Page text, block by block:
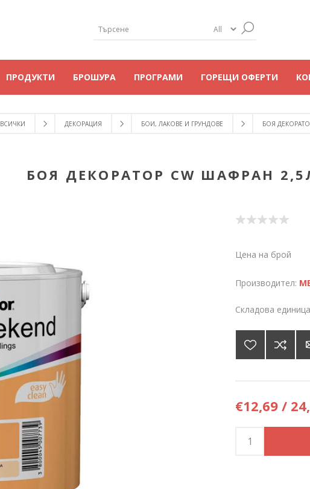
ПРОДУКТИ БРОШУРА ПРОГРАМИ ГОРЕЩИ ОФЕРТИ
ВСИЧКИ ДЕКОРАЦИЯ БОИ, ЛАКОВЕ И ГРУНДОВЕ БОЯ
БОЯ ДЕКОРАТОР CW ШАФРАН
Цена на брой
Производител:
Складова
€12,69 /